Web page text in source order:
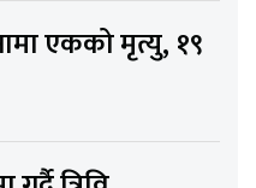
एकको मृत्यु, १९